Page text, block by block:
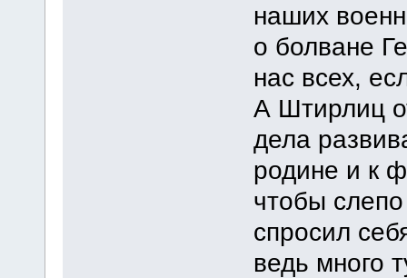
наших
о болване
нас всех,
А Штирлиц
дела
родине и к
чтобы
спросил
ведь много